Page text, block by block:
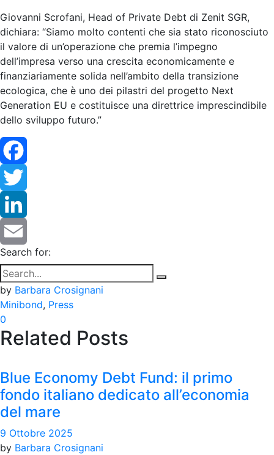
Giovanni Scrofani, Head of Private Debt di Zenit SGR,
dichiara: “Siamo molto contenti che sia stato riconosciuto
il valore di un’operazione che premia l’impegno
dell’impresa verso una crescita economicamente e
finanziariamente solida nell’ambito della transizione
ecologica, che è uno dei pilastri del progetto Next
Generation EU e costituisce una direttrice imprescindibile
dello sviluppo futuro.”
Facebook
Twitter
LinkedIn
Email
Search for:
by Barbara Crosignani
Minibond, Press
0
Related Posts
Blue Economy Debt Fund: il primo
fondo italiano dedicato all’economia
del mare
9 Ottobre 2025
by Barbara Crosignani